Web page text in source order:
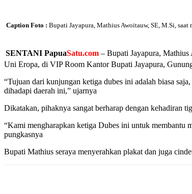
Caption Foto : Bupati Jayapura, Mathius Awoitauw, SE, M.Si, saat
SENTANI PapuaSatu.com – Bupati Jayapura,
Uni Eropa, di VIP Room Kantor Bupati Jayapura,
“Tujuan dari kunjungan ketiga dubes ini adalah biasa
dihadapi daerah ini,” ujarnya
Dikatakan, pihaknya sangat berharap dengan kehadiran
“Kami mengharapkan ketiga Dubes ini untuk membantu
pungkasnya
Bupati Mathius seraya menyerahkan plakat dan juga